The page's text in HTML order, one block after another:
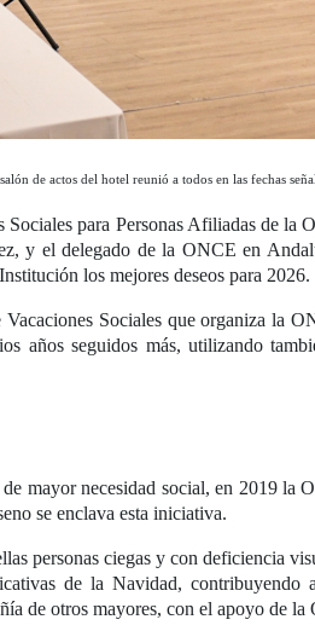
de actos del hotel reunió a todos en las fechas
para Personas Afiliadas de
y el delegado de la ONCE en
los mejores deseos para 2026.
Sociales que organiza la
años seguidos más, utilizando
mayor necesidad social, en 2019
se enclava esta iniciativa.
personas ciegas y con deficiencia
de la Navidad,
de otros mayores, con el apoyo de la